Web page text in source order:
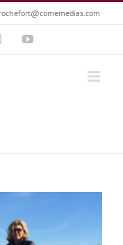
InstagramYouTube